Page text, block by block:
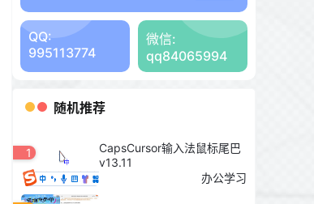
QQ:
995113774
微信:
qq84065994
随机推荐
1
CapsCursor输入法鼠标尾巴
v13.11
办公学习